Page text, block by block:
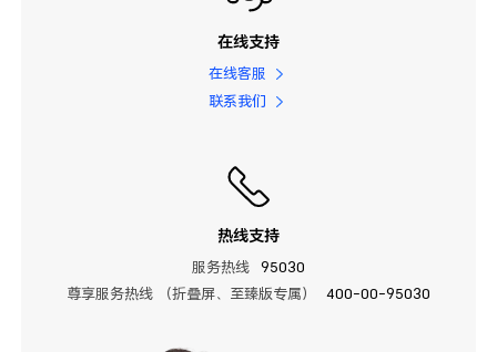
在线支持
在线客服
联系我们
热线支持
服务热线
95030
尊享服务热线 （折叠屏、至臻版专属）
400-00-95030